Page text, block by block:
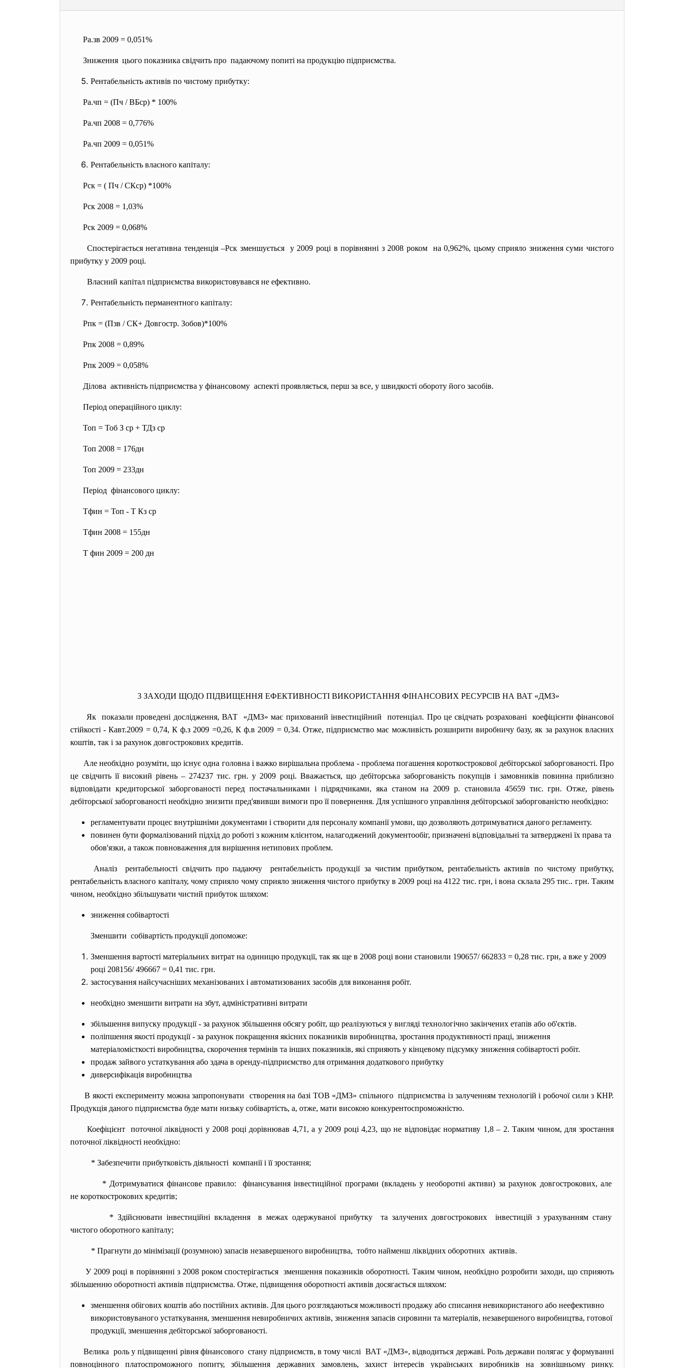
Ра.зв 2009 = 0,051%
Зниження цього показника свідчить про падаючому попиті на продукцію підприємства.
Рентабельність активів по чистому прибутку:
Ра.чп = (Пч / ВБср) * 100%
Ра.чп 2008 = 0,776%
Ра.чп 2009 = 0,051%
Рентабельність власного капіталу:
Рск = ( Пч / СКср) *100%
Рск 2008 = 1,03%
Рск 2009 = 0,068%
Спостерігається негативна тенденція –Рск зменшується у 2009 році в порівнянні з 2008 роком на 0,962%, цьому сприяло зниження суми чистого
прибутку у 2009 році.
Власний капітал підприємства використовувався не ефективно.
Рентабельність перманентного капіталу:
Рпк = (Пзв / СК+ Довгостр. Зобов)*100%
Рпк 2008 = 0,89%
Рпк 2009 = 0,058%
Ділова активність підприємства у фінансовому аспекті проявляється, перш за все, у швидкості обороту його засобів.
Період операційного циклу:
Топ = Тоб З ср + ТДз ср
Топ 2008 = 176дн
Топ 2009 = 233дн
Період фінансового циклу:
Тфин = Топ - Т Кз ср
Тфин 2008 = 155дн
Т фин 2009 = 200 дн
3 ЗАХОДИ ЩОДО ПІДВИЩЕННЯ ЕФЕКТИВНОСТІ ВИКОРИСТАННЯ ФІНАНСОВИХ РЕСУРСІВ НА ВАТ «ДМЗ»
Як показали проведені дослідження, ВАТ «ДМЗ» має прихований інвестиційний потенціал. Про це свідчать розраховані коефіцієнти фінансової
стійкості - Кавт.2009 = 0,74, К ф.з 2009 =0,26, К ф.в 2009 = 0,34. Отже, підприємство має можливість розширити виробничу базу, як за рахунок власних
коштів, так і за рахунок довгострокових кредитів.
Але необхідно розуміти, що існує одна головна і важко вирішальна проблема - проблема погашення короткострокової дебіторської заборгованості. Про
це свідчить її високий рівень – 274237 тис. грн. у 2009 році. Вважається, що дебіторська заборгованість покупців і замовників повинна приблизно
відповідати кредиторської заборгованості перед постачальниками і підрядчиками, яка станом на 2009 р. становила 45659 тис. грн. Отже, рівень
дебіторської заборгованості необхідно знизити пред'явивши вимоги про її повернення. Для успішного управління дебіторської заборгованістю необхідно:
регламентувати процес внутрішніми документами і створити для персоналу компанії умови, що дозволяють дотримуватися даного регламенту.
повинен бути формалізований підхід до роботі з кожним клієнтом, налагоджений документообіг, призначені відповідальні та затверджені їх права та
обов'язки, а також повноваження для вирішення нетипових проблем.
Аналіз рентабельності свідчить про падаючу рентабельність продукції за чистим прибутком, рентабельність активів по чистому прибутку,
рентабельність власного капіталу, чому сприяло чому сприяло зниження чистого прибутку в 2009 році на 4122 тис. грн, і вона склала 295 тис.. грн. Таким
чином, необхідно збільшувати чистий прибуток шляхом:
зниження собівартості
Зменшити собівартість продукції допоможе:
Зменшення вартості матеріальних витрат на одиницю продукції, так як ще в 2008 році вони становили 190657/ 662833 = 0,28 тис. грн, а вже у 2009
році 208156/ 496667 = 0,41 тис. грн.
застосування найсучасніших механізованих і автоматизованих засобів для виконання робіт.
необхідно зменшити витрати на збут, адміністративні витрати
збільшення випуску продукції - за рахунок збільшення обсягу робіт, що реалізуються у вигляді технологічно закінчених етапів або об'єктів.
поліпшення якості продукції - за рахунок покращення якісних показників виробництва, зростання продуктивності праці, зниження
матеріаломісткості виробництва, скорочення термінів та інших показників, які сприяють у кінцевому підсумку зниження собівартості робіт.
продаж зайвого устаткування або здача в оренду-підприємство для отримання додаткового прибутку
диверсифікація виробництва
В якості експерименту можна запропонувати створення на базі ТОВ «ДМЗ» спільного підприємства із залученням технологій і робочої сили з КНР.
Продукція даного підприємства буде мати низьку собівартість, а, отже, мати високою конкурентоспроможністю.
Коефіцієнт поточної ліквідності у 2008 році дорівнював 4,71, а у 2009 році 4,23, що не відповідає нормативу 1,8 – 2. Таким чином, для зростання
поточної ліквідності необхідно:
* Забезпечити прибутковість діяльності компанії і її зростання;
* Дотримуватися фінансовеправило: фінансування інвестиційної програми (вкладень у необоротні активи) за рахунок довгострокових, але
не короткострокових кредитів;
* Здійснювати інвестиційні вкладення в межах одержуваної прибутку та залучених довгострокових інвестицій з урахуваннямстану
чистого оборотного капіталу;
* Прагнути до мінімізації (розумною) запасів незавершеного виробництва, тобто найменш ліквідних оборотних активів.
У 2009 році в порівнянні з 2008 роком спостерігається зменшення показників оборотності. Таким чином, необхідно розробити заходи, що сприяють
збільшенню оборотності активів підприємства. Отже, підвищення оборотності активів досягається шляхом:
зменшення обігових коштів або постійних активів. Для цього розглядаються можливості продажу або списання невикористаного або неефективно
використовуваного устаткування, зменшення невиробничих активів, зниження запасів сировини та матеріалів, незавершеного виробництва, готової
продукції, зменшення дебіторської заборгованості.
Велика роль у підвищенні рівня фінансового стану підприємств, в тому числі ВАТ «ДМЗ», відводиться державі. Роль держави полягає у формуванні
повноцінного платоспроможного попиту, збільшення державних замовлень, захист інтересів українських виробників на зовнішньому ринку.